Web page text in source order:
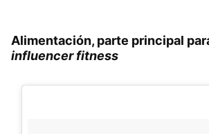
Alimentación, parte principal
influencer fitness